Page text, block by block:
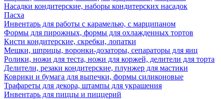
Насадки кондитерские, наборы кондитерских насадок
Пасха
Инвентарь для работы с карамелью, с марципаном
Формы для пирожных, формы для охлажденных тортов
Кисти кондитерские, скребки, лопатки
Мешки, шприцы, воронки-дозаторы, сепараторы для яиц
Ролики, ножи для теста, ножи для коржей, делители для торта
Делители, резаки кондитерские, плунжер для мастики
Коврики и бумага для выпечки, формы силиконовые
Трафареты для декора, штампы для украшения
Инвентарь для пиццы и пиццерий